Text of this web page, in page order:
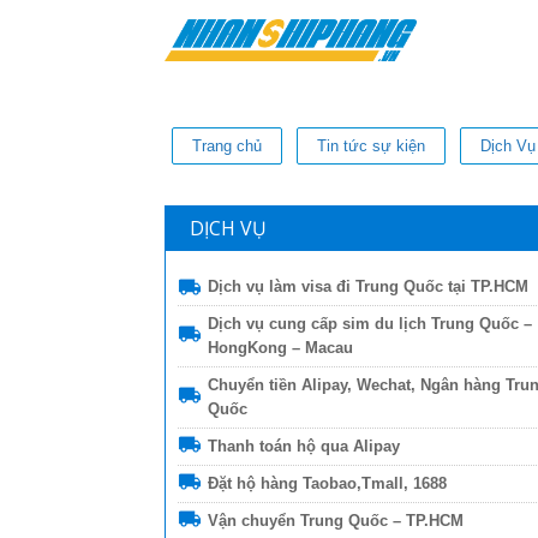
Trang chủ Tin tức sự kiện Dịch Vụ
DỊCH VỤ
Dịch vụ làm visa đi Trung Quốc tại TP.HCM
Dịch vụ cung cấp sim du lịch Trung Quốc –
HongKong – Macau
Chuyển tiền Alipay, Wechat, Ngân hàng
Quốc
Thanh toán hộ qua Alipay
Đặt hộ hàng Taobao,Tmall, 1688
Vận chuyển Trung Quốc – TP.HCM